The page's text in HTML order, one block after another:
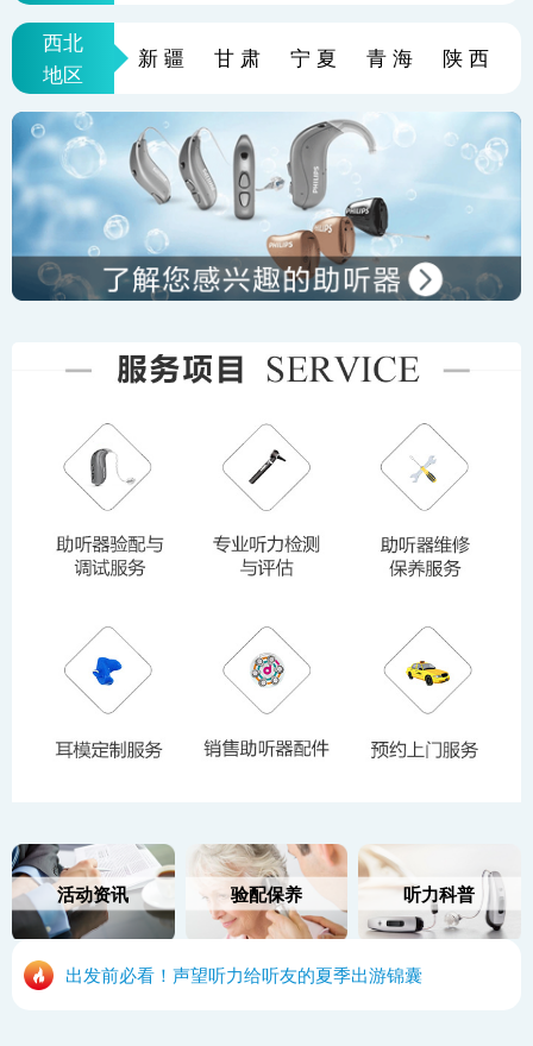
西北
新疆 甘肃 宁夏 青海 陕西
地区
活动资讯 验配保养 听力科普
出发前必看！声望听力给听友的夏季出游锦囊